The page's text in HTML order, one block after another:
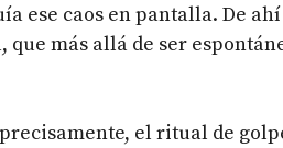
ese caos en pantalla. De
más allá de ser
el ritual de